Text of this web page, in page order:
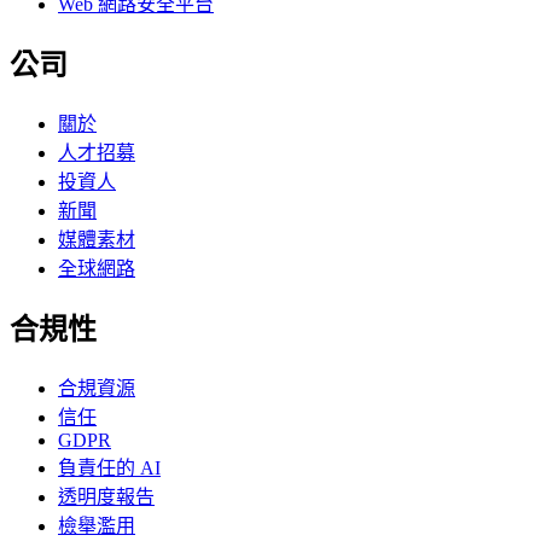
Web 網路安全平台
公司
關於
人才招募
投資人
新聞
媒體素材
全球網路
合規性
合規資源
信任
GDPR
負責任的 AI
透明度報告
檢舉濫用